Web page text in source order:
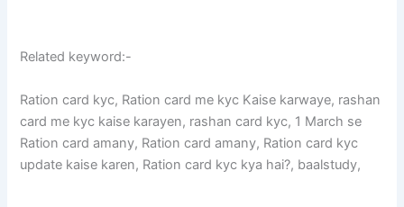
Related keyword:-
Ration card kyc, Ration card me kyc Kaise karwaye, rashan
card me kyc kaise karayen, rashan card kyc, 1 March se
Ration card amany, Ration card amany, Ration card kyc
update kaise karen, Ration card kyc kya hai?, baalstudy,